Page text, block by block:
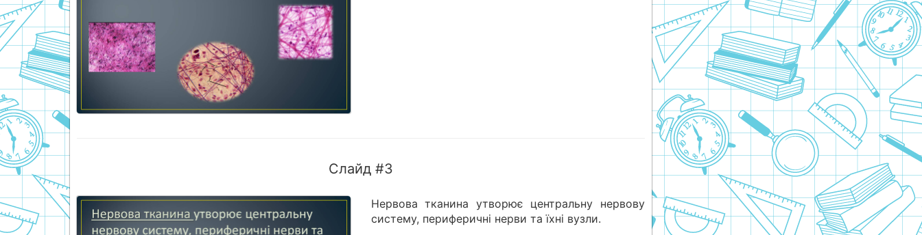
Слайд #3
Нервова тканина утворює центральну нервову
систему, периферичні нерви та їхні вузли.